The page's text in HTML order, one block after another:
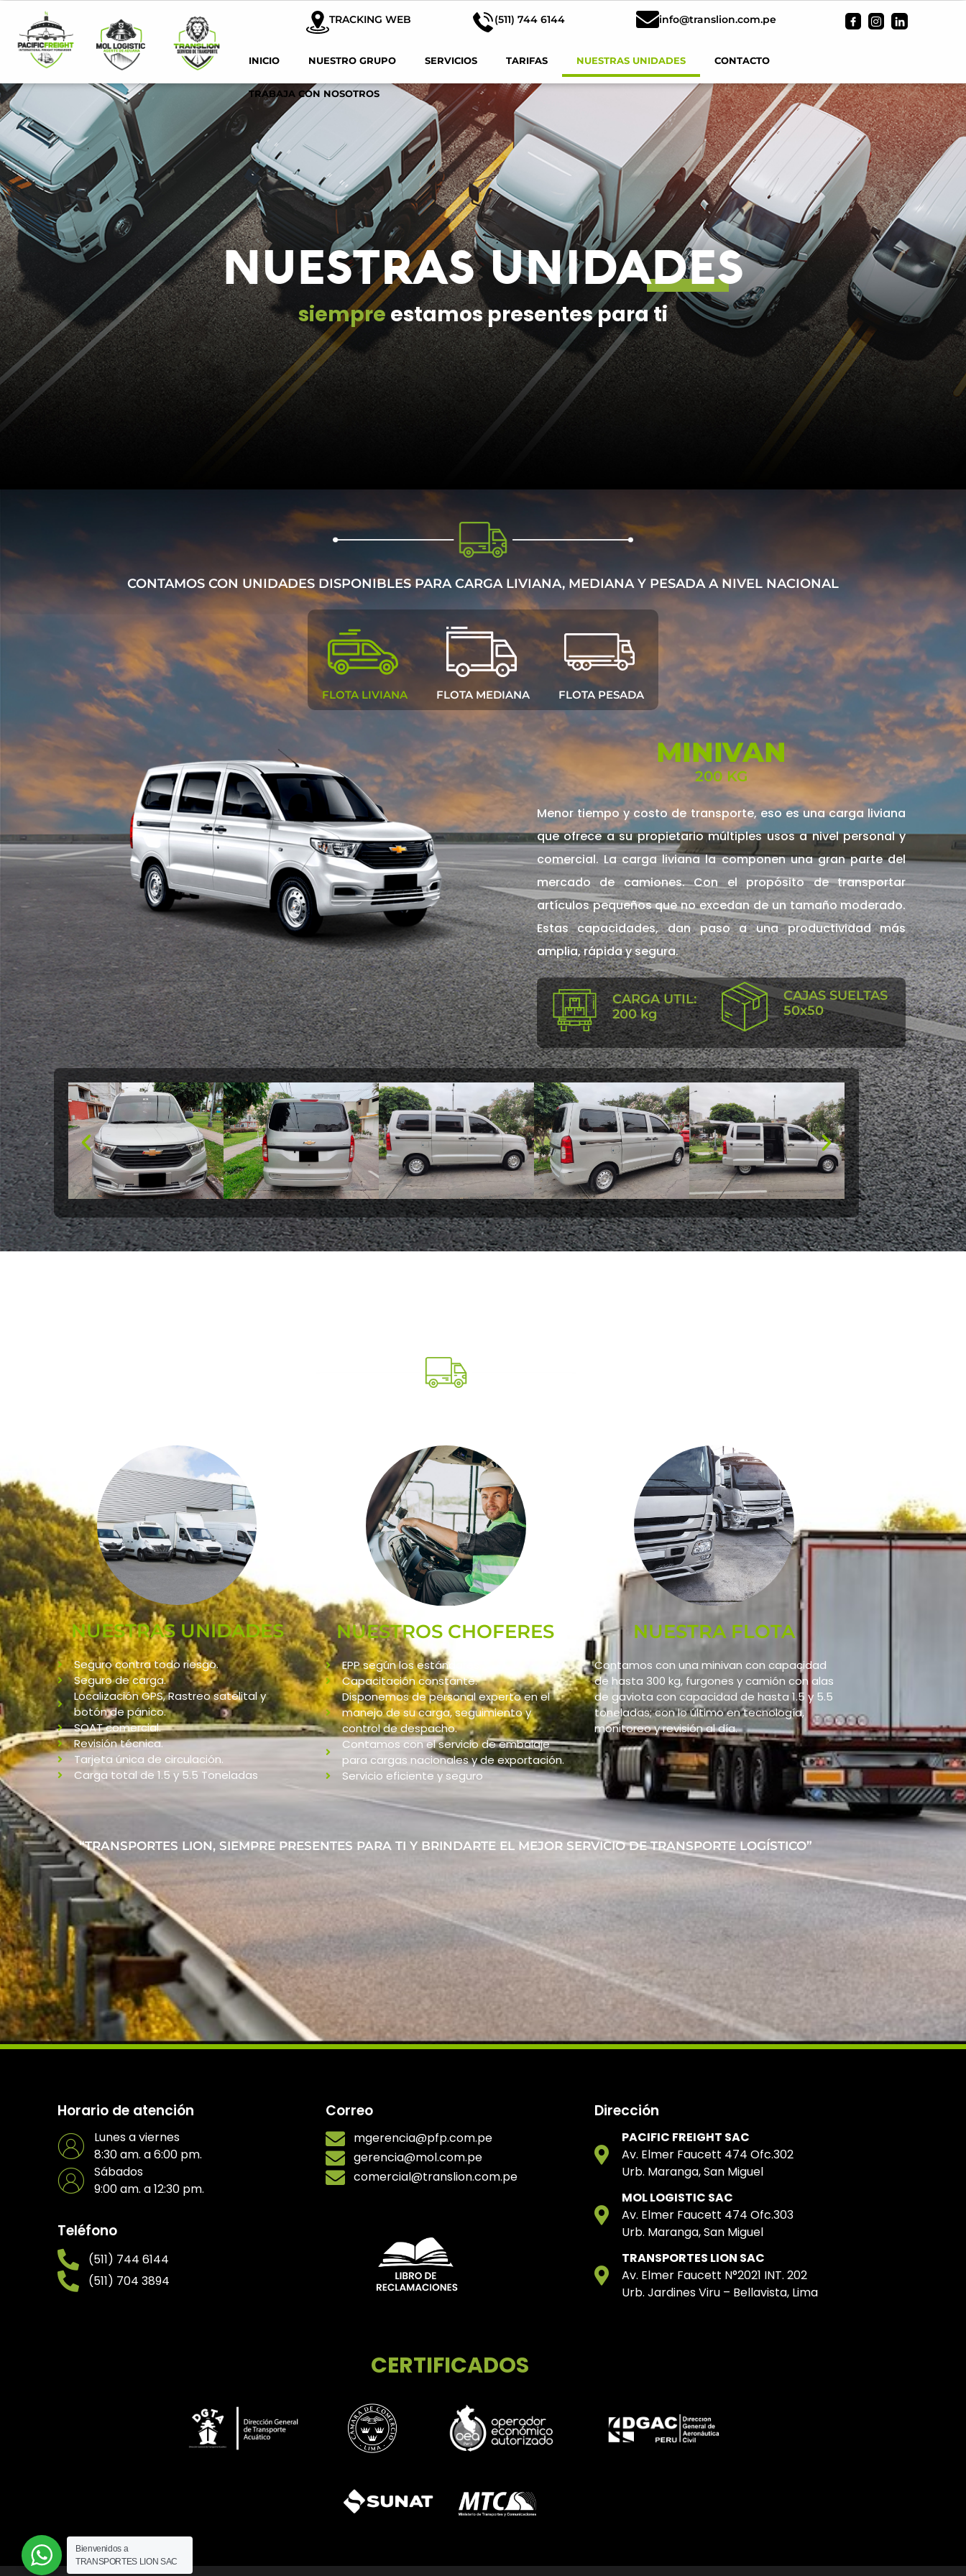
TRACKING WEB (511) 744 6144 info@translion.com.pe
INICIO NUESTRO GRUPO SERVICIOS TARIFAS NUESTRAS UNIDADES CONTACTO
TRABAJA CON NOSOTROS
NUESTRAS UNIDADES
siempre estamos presentes para ti
CONTAMOS CON UNIDADES DISPONIBLES PARA CARGA LIVIANA, MEDIANA Y PESADA A NIVEL NACIONAL
FLOTA LIVIANA FLOTA MEDIANA FLOTA PESADA
MINIVAN
200 KG
Menor tiempo y costo de transporte, eso es una carga liviana
que ofrece a su propietario múltiples usos a nivel personal y
comercial. La carga liviana la componen una gran parte del
mercado de camiones. Con el propósito de transportar
artículos pequeños que no excedan de un tamaño moderado.
Estas capacidades, dan paso a una productividad más
amplia, rápida y segura.
CARGA UTIL:
200 kg
CAJAS SUELTAS
50x50
NUESTRAS UNIDADES
Seguro contra todo riesgo.
Seguro de carga.
Localización GPS, Rastreo satelital y
botón de pánico.
SOAT comercial.
Revisión técnica.
Tarjeta única de circulación.
Carga total de 1.5 y 5.5 Toneladas
NUESTROS CHOFERES
EPP según los estándares.
Capacitación constante.
Disponemos de personal experto en el
manejo de su carga, seguimiento y
control de despacho.
Contamos con el servicio de embalaje
para cargas nacionales y de exportación.
Servicio eficiente y seguro
NUESTRA FLOTA
Contamos con una minivan con capacidad
de hasta 300 kg, furgones y camión con alas
de gaviota con capacidad de hasta 1.5 y 5.5
toneladas; con lo último en tecnología,
monitoreo y revisión al día.
“TRANSPORTES LION, SIEMPRE PRESENTES PARA TI Y BRINDARTE EL MEJOR SERVICIO DE TRANSPORTE LOGÍSTICO”
Horario de atención
Lunes a viernes
8:30 am. a 6:00 pm.
Sábados
9:00 am. a 12:30 pm.
Teléfono
(511) 744 6144
(511) 704 3894
Correo
mgerencia@pfp.com.pe
gerencia@mol.com.pe
comercial@translion.com.pe
Dirección
PACIFIC FREIGHT SAC
Av. Elmer Faucett 474 Ofc.302
Urb. Maranga, San Miguel
MOL LOGISTIC SAC
Av. Elmer Faucett 474 Ofc.303
Urb. Maranga, San Miguel
TRANSPORTES LION SAC
Av. Elmer Faucett N°2021 INT. 202
Urb. Jardines Viru – Bellavista, Lima
CERTIFICADOS
Bienvenidos a
TRANSPORTES LION SAC